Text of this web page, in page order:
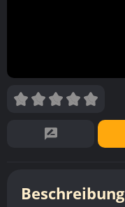
Beschreibung